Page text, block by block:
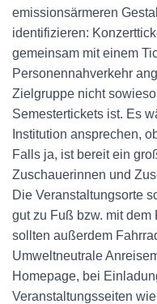
emissionsärmeren
identifizieren:
gemeinsam mit einem
Personennahverkehr
Zielgruppe nicht
Semestertickets ist. Es
Institution ansprechen,
Falls ja, ist bereit ein
Zuschauerinnen und
Die Veranstaltungsorte
gut zu Fuß bzw. mit
sollten außerdem
Umweltneutrale
Homepage, bei
Veranstaltungsseiten